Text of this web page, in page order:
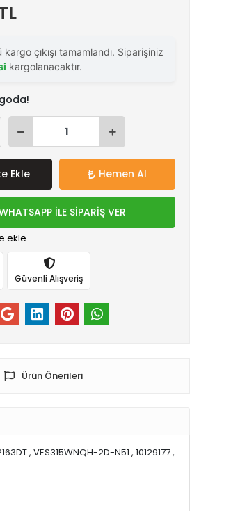
çıkışı tamamlandı. Siparişiniz
kargolanacaktır.
Ekle Hemen Al
İLE SİPARİŞ VER
ekle
Güvenli Alışveriş
Ürün Önerileri
, VES315WNQH-2D-N51 , 10129177 ,